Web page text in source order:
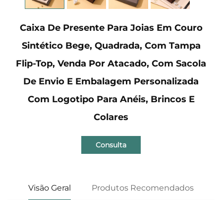
Caixa De Presente Para Joias Em Couro
Sintético Bege, Quadrada, Com Tampa
Flip-Top, Venda Por Atacado, Com Sacola
De Envio E Embalagem Personalizada
Com Logotipo Para Anéis, Brincos E
Colares
Consulta
Visão Geral Produtos Recomendados